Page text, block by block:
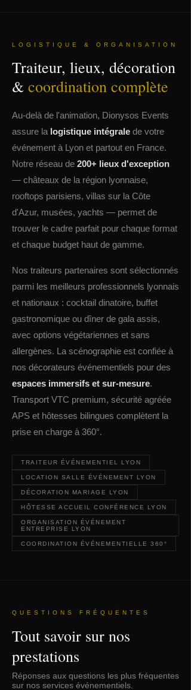
LOGISTIQUE & ORGANISATION
Traiteur, lieux, décoration
& coordination complète
Au-delà de l'animation, Dionysos Events
assure la logistique intégrale de votre
événement à Lyon et partout en France.
Notre réseau de 200+ lieux d'exception
— châteaux de la région lyonnaise,
rooftops parisiens, villas sur la Côte
d'Azur, musées, yachts — permet de
trouver le cadre parfait pour chaque format
et chaque budget haut de gamme.
Nos traiteurs partenaires sont sélectionnés
parmi les meilleurs professionnels lyonnais
et nationaux : cocktail dinatoire, buffet
gastronomique ou dîner de gala assis,
avec options végétariennes et sans
allergènes. La scénographie est confiée à
nos décorateurs événementiels pour des
espaces immersifs et sur-mesure.
Transport VTC premium, sécurité agréée
APS et hôtesses bilingues complètent la
prise en charge à 360°.
TRAITEUR ÉVÉNEMENTIEL LYON
LOCATION SALLE ÉVÉNEMENT LYON
DÉCORATION MARIAGE LYON
HÔTESSE ACCUEIL CONFÉRENCE LYON
ORGANISATION ÉVÉNEMENT
ENTREPRISE LYON
COORDINATION ÉVÉNEMENTIELLE 360°
QUESTIONS FRÉQUENTES
Tout savoir sur nos
prestations
Réponses aux questions les plus fréquentes
sur nos services événementiels.